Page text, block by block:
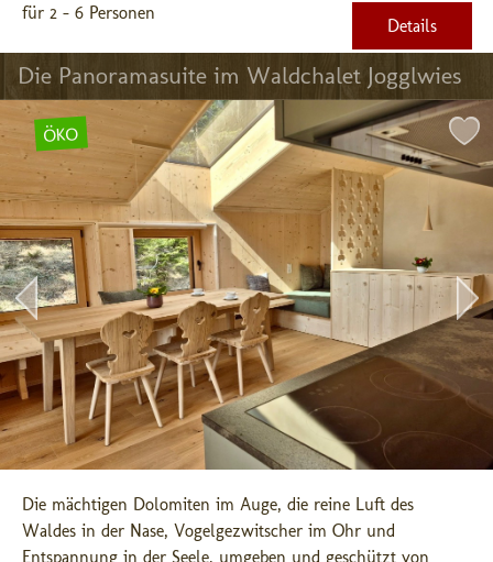
für 2 - 6 Personen
Details
Die Panoramasuite im Waldchalet Jogglwies
ÖKO
Die mächtigen Dolomiten im Auge, die reine Luft des
Waldes in der Nase, Vogelgezwitscher im Ohr und
Entspannung in der Seele, umgeben und geschützt von